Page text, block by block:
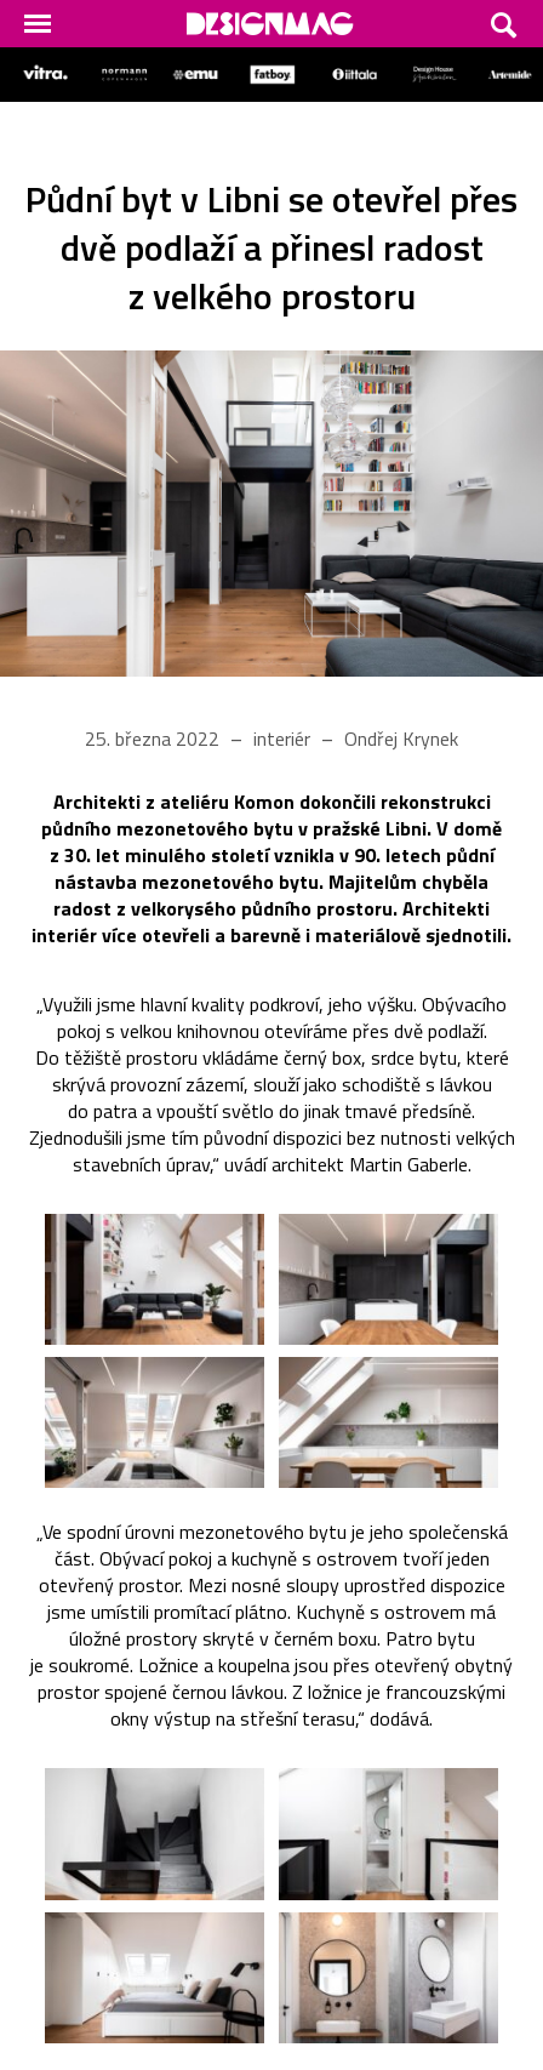
Půdní byt v Libni se otevřel přes
dvě podlaží a přinesl radost
z velkého prostoru
25. března 2022 interiér Ondřej Krynek
Architekti z ateliéru Komon dokončili rekonstrukci
půdního mezonetového bytu v pražské Libni. V domě
z 30. let minulého století vznikla v 90. letech půdní
nástavba mezonetového bytu. Majitelům chyběla
radost z velkorysého půdního prostoru. Architekti
interiér více otevřeli a barevně i materiálově sjednotili.
„Využili jsme hlavní kvality podkroví, jeho výšku. Obývacího
pokoj s velkou knihovnou otevíráme přes dvě podlaží.
Do těžiště prostoru vkládáme černý box, srdce bytu, které
skrývá provozní zázemí, slouží jako schodiště s lávkou
do patra a vpouští světlo do jinak tmavé předsíně.
Zjednodušili jsme tím původní dispozici bez nutnosti velkých
stavebních úprav,“ uvádí architekt Martin Gaberle.
„Ve spodní úrovni mezonetového bytu je jeho společenská
část. Obývací pokoj a kuchyně s ostrovem tvoří jeden
otevřený prostor. Mezi nosné sloupy uprostřed dispozice
jsme umístili promítací plátno. Kuchyně s ostrovem má
úložné prostory skryté v černém boxu. Patro bytu
je soukromé. Ložnice a koupelna jsou přes otevřený obytný
prostor spojené černou lávkou. Z ložnice je francouzskými
okny výstup na střešní terasu,“ dodává.